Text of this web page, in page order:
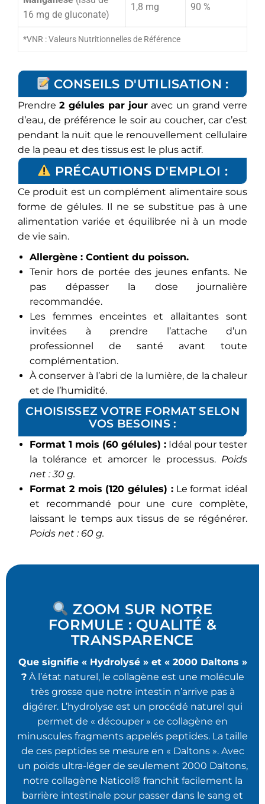
16 mg de gluconate)
1,8 mg 90 %
*VNR : Valeurs Nutritionnelles de Référence
CONSEILS D'UTILISATION :
Prendre2 gélules par jour avec un grand verre
d’eau, de préférence le soir au coucher, car c’est
pendant la nuit que le renouvellement cellulaire
de la peau et des tissus est le plus actif.
PRÉCAUTIONS D'EMPLOI :
Ce produit est un complément alimentaire sous
forme de gélules. Il ne se substitue pas à une
alimentation variée et équilibrée ni à un mode
de vie sain.
Allergène : Contient du poisson.
Tenir hors de portée des jeunes enfants. Ne
pas dépasser la dose journalière
recommandée.
Les femmes enceintes et allaitantes sont
invitées à prendre l’attache d’un
professionnel de santé avant toute
complémentation.
À conserver à l’abri de la lumière, de la chaleur
et de l’humidité.
CHOISISSEZ VOTRE FORMAT SELON
VOS BESOINS :
Format 1 mois (60 gélules) : Idéal pour tester
la tolérance et amorcer le processus. Poids
net : 30 g.
Format 2 mois (120 gélules) :Le format idéal
et recommandé pour une cure complète,
laissant le temps aux tissus de se régénérer.
Poids net : 60 g.
ZOOM SUR NOTRE
FORMULE : QUALITÉ &
TRANSPARENCE
Que signifie « Hydrolysé » et « 2000 Daltons »
?À l’état naturel, le collagène est une molécule
très grosse que notre intestin n’arrive pas à
digérer. L’hydrolyse est un procédé naturel qui
permet de « découper » ce collagène en
minuscules fragments appelés peptides. La taille
de ces peptides se mesure en « Daltons ». Avec
un poids ultra-léger de seulement 2000 Daltons,
notre collagène Naticol® franchit facilement la
barrière intestinale pour passer dans le sang et